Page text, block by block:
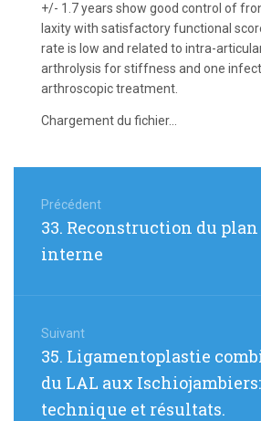
+/- 1.7 years show good control of
laxity with satisfactory functional
rate is low and related to intra-
arthrolysis for stiffness and one
arthroscopic treatment.
Chargement du fichier...
de
l’article
Précédent
Article
:
33. Reconstruction du
interne
Suivant
Article
:
35. Ligamentoplastie
du LAL aux
technique et résultats.